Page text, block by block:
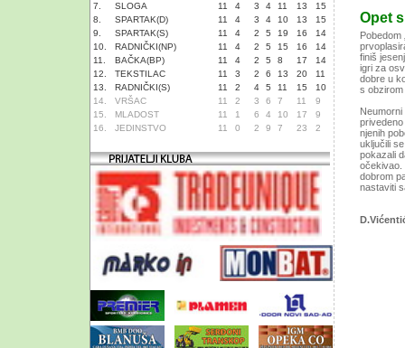
7.
SLOGA 11 4 3 4 11 13
15
8.
SPARTAK(D) 11 4 3 4 10 13
15
9.
SPARTAK(S) 11 4 2 5 19 16
14
10.
RADNIČKI(NP) 11 4 2 5 15 16
14
11.
BAČKA(BP) 11 4 2 5 8 17
14
12.
TEKSTILAC 11 3 2 6 13 20
11
13.
RADNIČKI(S) 11 2 4 5 11 15
10
14.
VRŠAC 11 2 3 6 7 11
9
15.
MLADOST 11 1 6 4 10 17
9
16.
JEDINSTVO 11 0 2 9 7 23 2
Opet
Pobedom
finiš
igri za
dobre u
s obzirom
Neumorni
njenih
uključili
pokazali
očekivao.
dobrom
nastaviti